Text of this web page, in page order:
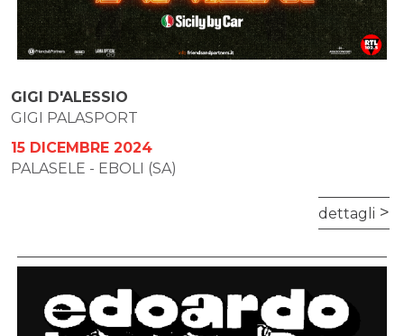
GIGI D'ALESSIO
GIGI PALASPORT
15 DICEMBRE 2024
PALASELE - EBOLI (SA)
dettagli